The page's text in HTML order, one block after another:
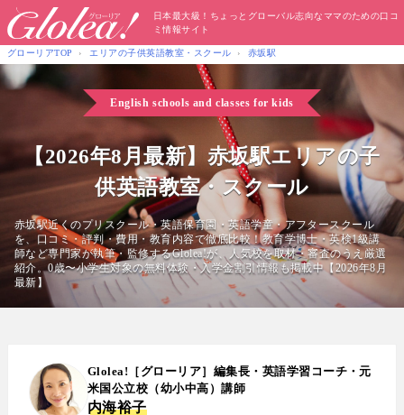
日本最大級！ちょっとグローバル志向なママのための口コ
ミ情報サイト
グローリアTOP エリアの子供英語教室・スクール 赤坂駅
English schools and classes for kids
【2026年8月最新】赤坂駅エリアの子
供英語教室・スクール
赤坂駅近くのプリスクール・英語保育園・英語学童・アフタースクール
を、口コミ・評判・費用・教育内容で徹底比較！教育学博士・英検1級講
師など専門家が執筆・監修するGlolea!が、人気校を取材・審査のうえ厳選
紹介。0歳〜小学生対象の無料体験・入学金割引情報も掲載中【2026年8月
最新】
Glolea!［グローリア］編集長・英語学習コーチ・元
米国公立校（幼小中高）講師
内海裕子